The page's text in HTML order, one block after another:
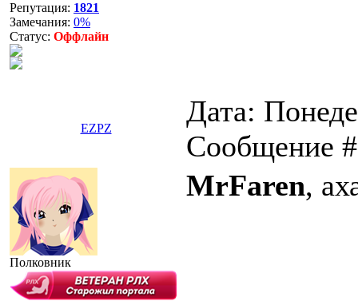
Репутация: 1821
Замечания: 0%
Статус: Оффлайн
EZPZ
Дата:
Сообщение
Полковник
MrFaren,